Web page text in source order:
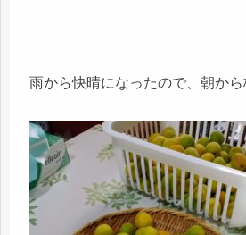
雨から快晴になったので、朝から